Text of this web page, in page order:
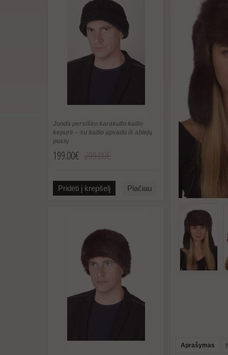
Juoda persiško karakulio kailio
kepurė – su kailio apvadu iš abiejų
pusių
199.00€
Pridėti į krepšelį Plačiau
Aprašymas